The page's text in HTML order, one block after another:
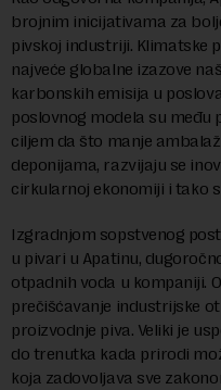
brojnim inicijativama za
pivskoj industriji. Klimatske
najveće globalne izazove
karbonskih emisija u
poslovnog modela su među
ciljem da što manje
deponijama, razvijaju se
cirkularnoj ekonomiji i tako
Izgradnjom sopstvenog
u pivari u Apatinu,
otpadnih voda u kompaniji.
prečišćavanje industrijske
proizvodnje piva. Veliki je
do trenutka kada prirodi
koja zadovoljava sve